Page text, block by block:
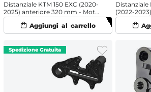
Distanziale KTM 150 EXC (2020-
2025) anteriore 320 mm - Moto
Master
Distanziale
(2022-
- Galfer